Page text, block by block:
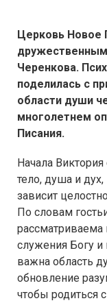
Церковь Новое
Черенкова.
поделилась с
области души
многолетнем
Писания.
Начала
тело, душа и
зависит
По словам
служения Богу и
важна область
обновление
чтобы родиться